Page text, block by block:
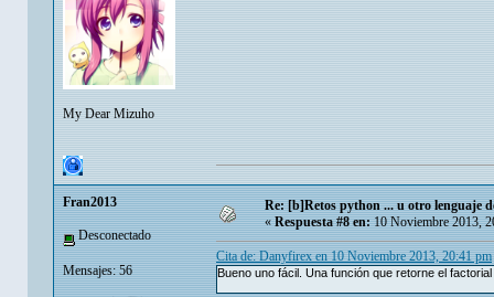
My Dear Mizuho
Fran2013
Desconectado
Mensajes: 56
Re: [b]Retos python ... u otro lenguaje
«Respuesta #8 en:10 Noviembre 2013,
Cita de: Danyfirex en 10 Noviembre 2013, 20:41 pm
Bueno uno fácil. Una función que retorne el